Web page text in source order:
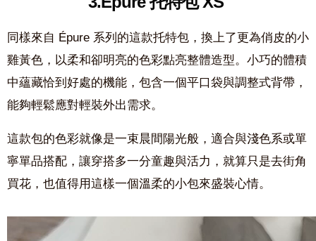
同樣來自 Épure 系列的這款托特包，換上了更為俏皮的小
雞黃色，以柔和卻明亮的色彩點亮整體造型。小巧的體積
中蘊藏恰到好處的機能，包含一個平口袋與調整式背帶，
能夠輕鬆應對輕裝外出需求。
這款包的色彩就像是一束晨間陽光般，適合與淺色系或單
寧單品搭配，讓穿搭多一分童趣與活力，就算只是去街角
買花，也值得用這樣一個溫柔的小包來盛裝心情。